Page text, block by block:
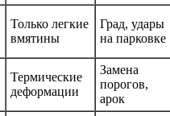
Только легкие
вмятины
Град, удары
на парковке
Термические
деформации
Замена
порогов,
арок